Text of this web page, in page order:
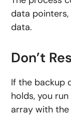
data
data.
Don’t
If the backup
holds, you
array with